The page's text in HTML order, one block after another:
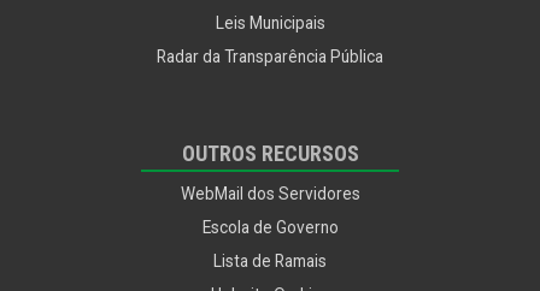
Leis Municipais
Radar da Transparência Pública
OUTROS RECURSOS
WebMail dos Servidores
Escola de Governo
Lista de Ramais